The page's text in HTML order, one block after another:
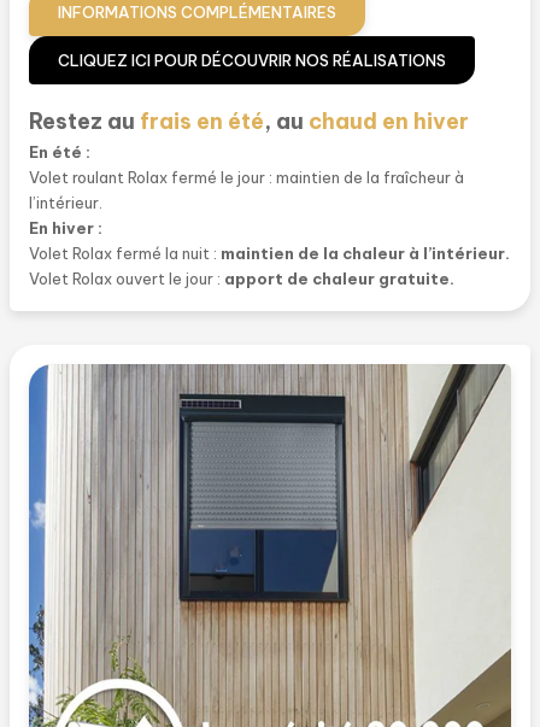
Mode Climat+®et votre volet devient
intelligent
Lorsque vous l’activez,le mode CLMAT+®permet à votre volet
roulant ROLAX Solaire d’adapter automatiquement sa position
conditions météorologiques réelles.
En vous protégeant de la chaleur ou du froid, vous
les économies d’énergie(climatisation et chauffage) et
gagnez en confort.
Bubendorff est
gestion automatique intelligentesur tous ses volets
roulants solaires, sans frais supplémentaires ni nécessité de
dispositif domotique.
INFORMATIONS COMPLÉMENTAIRES
CLIQUEZ ICI POUR DÉCOUVRIR NOS RÉALISATIONS
Restez au frais en été, au chaud en hiver
En été :
Volet roulant Rolax fermé le jour : maintien de la fraîcheur à
l’intérieur.
En hiver :
Volet Rolax fermé la nuit : maintien de la chaleur à l’intérieur.
Volet Rolax ouvert le jour : apport de chaleur gratuite.